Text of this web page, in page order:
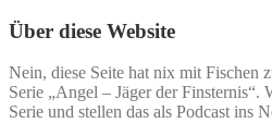
Über diese Website
Nein, diese Seite hat nix mit Fischen
Serie „Angel – Jäger der Finsternis“.
Serie und stellen das als Podcast ins